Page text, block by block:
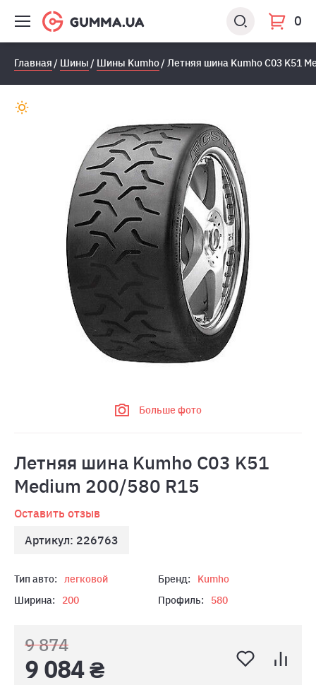
0
Главная Шины Шины Kumho Летняя шина Kumho C03 K51
Больше фото
Летняя шина Kumho C03 K51
Medium 200/580 R15
Оставить отзыв
Артикул: 226763
Тип авто: легковой Бренд:
Kumho
Ширина:
200 Профиль: 580
9 874
9 084 ₴